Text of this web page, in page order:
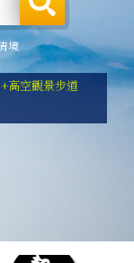
境
高空觀景步道